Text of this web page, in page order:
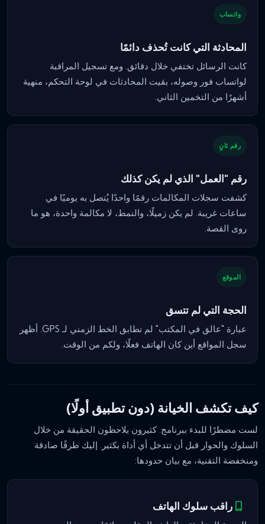
واتساب
المحادثة التي كانت تُحذف دائمًا
كانت الرسائل تختفي خلال دقائق. ومع تسجيل المراقبة
لواتساب فور وصوله، بقيت المحادثات في لوحة التحكم، منهية
أشهرًا من التخمين الثاني.
رقم ثانٍ
رقم "العمل" الذي لم يكن كذلك
كشفت سجلات المكالمات رقمًا واحدًا يُتصل به يوميًا في
ساعات غريبة. لم يكن زميلًا، والنمط، لا مكالمة واحدة، هو ما
روى القصة.
الموقع
الحجة التي لم تتسق
عبارة "عالق في المكتب" لم تطابق الخط الزمني لـ GPS. أظهر
سجل المواقع أين كان الهاتف فعلًا، ولكم من الوقت.
كيف تكشف الخيانة (دون تطبيق أولًا)
لست مضطرًا للبدء ببرنامج. كثيرون يلاحظون الحقيقة من خلال
السلوك والحوار قبل أن تتدخل أي أداة بكثير. إليك طرقًا صادقة
ومنخفضة التقنية، مع بيان حدودها:
راقب سلوك الهاتف